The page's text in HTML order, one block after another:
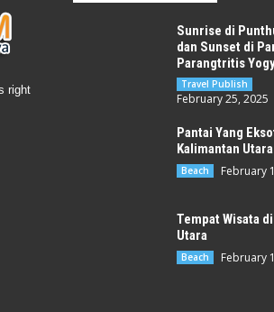
right
Sunrise di
dan Sunset di
Parangtritis
Travel Publish
February 25, 2025
Pantai Yang
Kalimantan Utara
Beach February
Tempat Wisata
Utara
Beach February